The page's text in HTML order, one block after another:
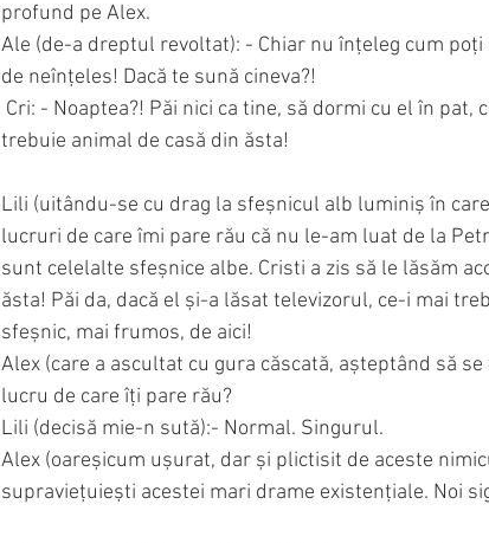
profund pe Alex.
Ale (de-a dreptul revoltat): - Chiar nu înțeleg cum
de neînțeles! Dacă te sună cineva?!
trebuie animal de casă din ăsta!
Lili (uitându-se cu drag la sfeșnicul alb luminiș în
lucruri de care îmi pare rău că nu le-am luat de la
sunt celelalte sfeșnice albe. Cristi a zis să le lăsăm
ăsta! Păi da, dacă el și-a lăsat televizorul, ce-i mai
sfeșnic, mai frumos, de aici!
Alex (care a ascultat cu gura căscată, așteptând să
lucru de care îți pare rău?
Lili (decisă mie-n sută):- Normal. Singurul.
Alex (oareșicum ușurat, dar și plictisit de aceste
supraviețuiești acestei mari drame existențiale. Noi